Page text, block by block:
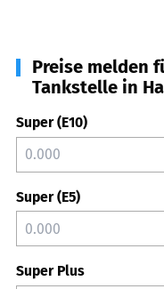
Preise melden
Tankstelle in
Super (E10)
Super (E5)
Super Plus